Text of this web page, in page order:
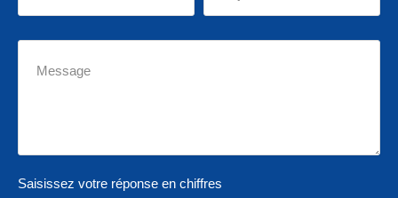
Saisissez votre réponse en chiffres